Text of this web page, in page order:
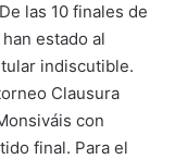
las 10 finales de
estado al
indiscutible.
Clausura
con
final. Para el